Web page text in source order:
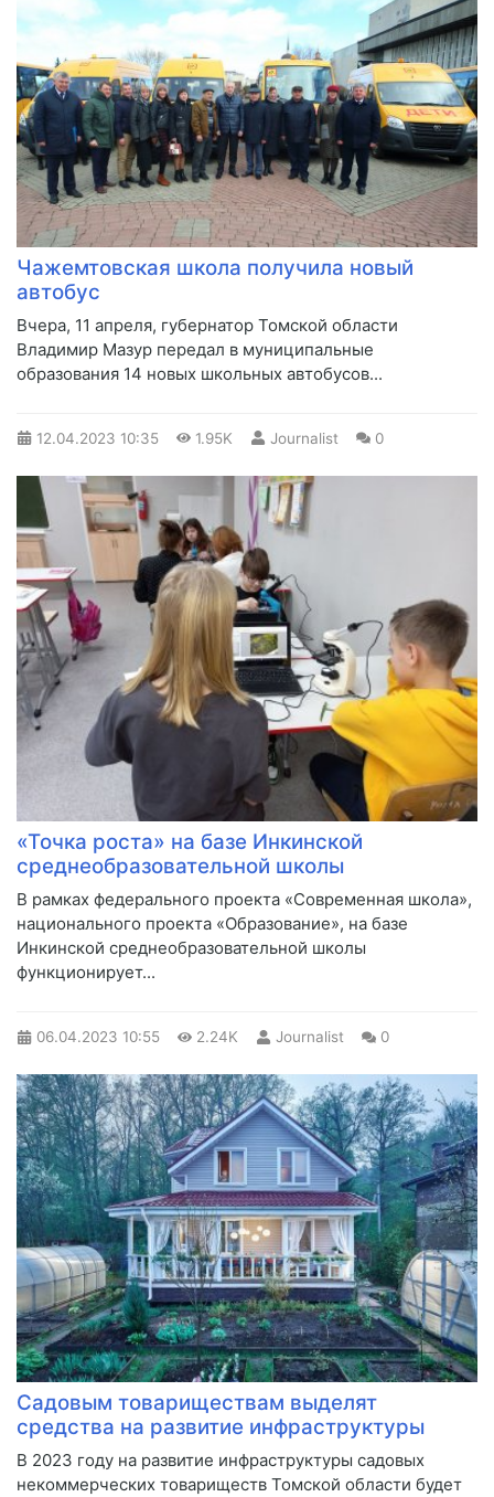
Чажемтовская школа получила новый
автобус
​Вчера, 11 апреля, губернатор Томской области
Владимир Мазур передал в муниципальные
образования 14 новых школьных автобусов...
12.04.2023 10:35 1.95K Journalist 0
«Точка роста» на базе Инкинской
среднеобразовательной школы
​В рамках федерального проекта «Современная школа»,
национального проекта «Образование», на базе
Инкинской среднеобразовательной школы
функционирует...
06.04.2023 10:55 2.24K Journalist 0
Садовым товариществам выделят
средства на развитие инфраструктуры
​В 2023 году на развитие инфраструктуры садовых
некоммерческих товариществ Томской области будет